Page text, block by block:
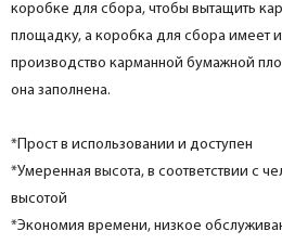
коробке для сбора, чтобы вытащить
площадку, а коробка для сбора имеет
производство карманной бумажной
она заполнена.
*Прост в использовании и доступен
*Умеренная высота, в соответствии с
высотой
*Экономия времени, низкое